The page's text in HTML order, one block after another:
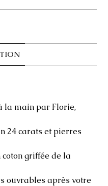
la main par Florie,
24 carats et pierres
coton griffée de la
ouvrables après votre